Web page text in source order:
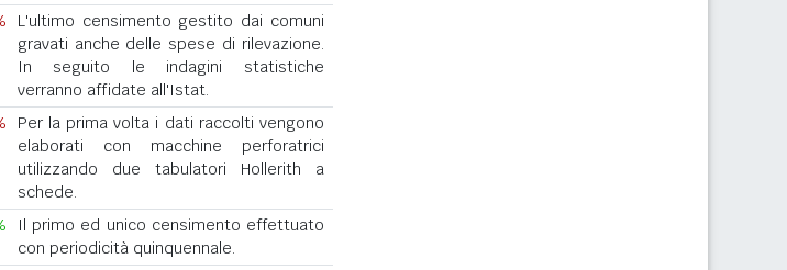
L'ultimo censimento gestito dai comuni
gravati anche delle spese di rilevazione.
In seguito le indagini statistiche
verranno affidate all'Istat.
Per la prima volta i dati raccolti vengono
elaborati con macchine perforatrici
utilizzando due tabulatori Hollerith a
schede.
Il primo ed unico censimento effettuato
con periodicità quinquennale.